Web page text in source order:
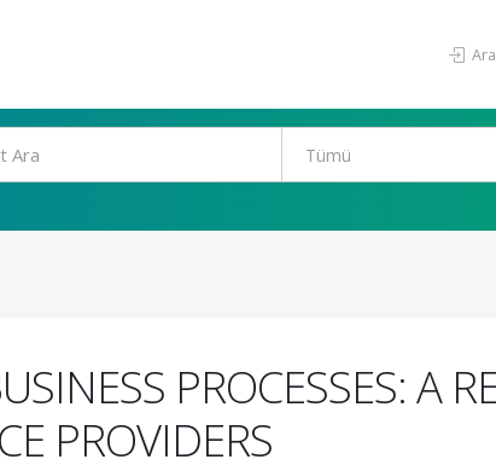
PROCESSES: A
PROVIDERS